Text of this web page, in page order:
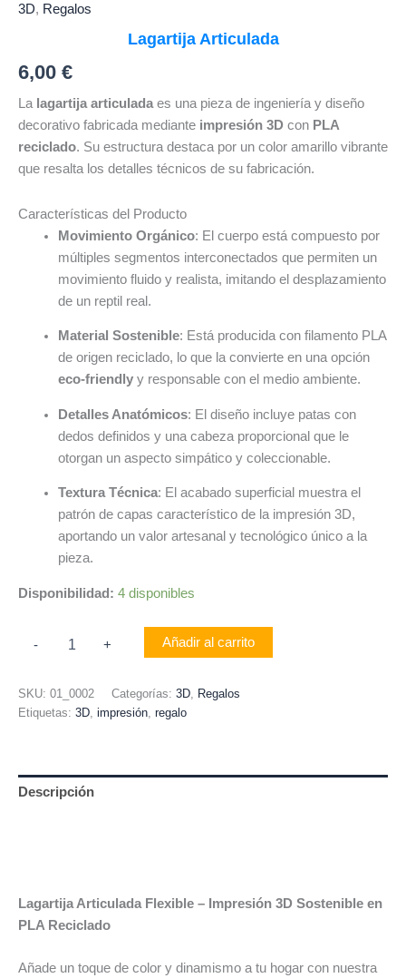
3D, Regalos
Lagartija Articulada
6,00 €
La lagartija articulada es una pieza de ingeniería y diseño
decorativo fabricada mediante impresión 3D con PLA
reciclado. Su estructura destaca por un color amarillo vibrante
que resalta los detalles técnicos de su fabricación.
Características del Producto
Movimiento Orgánico: El cuerpo está compuesto por
múltiples segmentos interconectados que permiten un
movimiento fluido y realista, imitando el desplazamiento
de un reptil real.
Material Sostenible: Está producida con filamento PLA
de origen reciclado, lo que la convierte en una opción
eco-friendlyy responsable con el medio ambiente.
Detalles Anatómicos: El diseño incluye patas con
dedos definidos y una cabeza proporcional que le
otorgan un aspecto simpático y coleccionable.
Textura Técnica: El acabado superficial muestra el
patrón de capas característico de la impresión 3D,
aportando un valor artesanal y tecnológico único a la
pieza.
Disponibilidad: 4 disponibles
- + Añadir al carrito
SKU: 01_0002 Categorías: 3D Regalos
Etiquetas: 3D impresión regalo
Descripción
Lagartija Articulada Flexible – Impresión 3D Sostenible en
PLA Reciclado
Añade un toque de color y dinamismo a tu hogar con nuestra